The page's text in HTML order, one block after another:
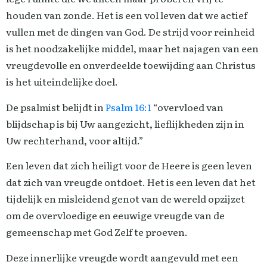
houden van zonde. Het is een vol leven dat we actief
vullen met de dingen van God. De strijd voor reinheid
is het noodzakelijke middel, maar het najagen van een
vreugdevolle en onverdeelde toewijding aan Christus
is het uiteindelijke doel.
De psalmist belijdt in Psalm 16:1 “overvloed van
blijdschap is bij Uw aangezicht, lieflijkheden zijn in
Uw rechterhand, voor altijd.”
Een leven dat zich heiligt voor de Heere is geen leven
dat zich van vreugde ontdoet. Het is een leven dat het
tijdelijk en misleidend genot van de wereld opzijzet
om de overvloedige en eeuwige vreugde van de
gemeenschap met God Zelf te proeven.
Deze innerlijke vreugde wordt aangevuld met een